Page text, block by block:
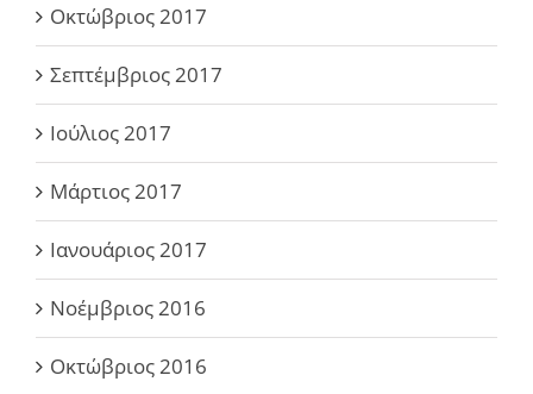
Οκτώβριος 2017
Σεπτέμβριος 2017
Ιούλιος 2017
Μάρτιος 2017
Ιανουάριος 2017
Νοέμβριος 2016
Οκτώβριος 2016